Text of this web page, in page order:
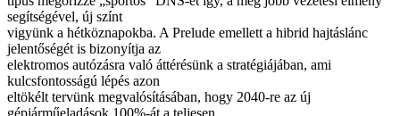
segítségével, új színt
vigyünk a hétköznapokba. A Prelude emellett a hibrid hajtáslánc
jelentőségét is bizonyítja az
elektromos autózásra való áttérésünk a stratégiájában, ami
kulcsfontosságú lépés azon
eltökélt tervünk megvalósításában, hogy 2040-re az új
gépjárműeladások 100%-át a teljesen